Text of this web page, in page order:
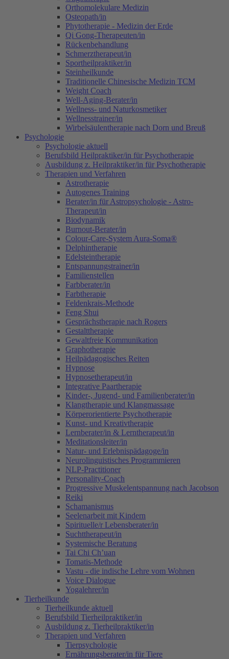
Orthomolekulare Medizin
Osteopath/in
Phytotherapie - Medizin der Erde
Qi Gong-Therapeuten/in
Rückenbehandlung
Schmerztherapeut/in
Sportheilpraktiker/in
Steinheilkunde
Traditionelle Chinesische Medizin TCM
Weight Coach
Well-Aging-Berater/in
Wellness- und Naturkosmetiker
Wellnesstrainer/in
Wirbelsäulentherapie nach Dorn und Breuß
Psychologie
Psychologie aktuell
Berufsbild Heilpraktiker/in für Psychotherapie
Ausbildung z. Heilpraktiker/in für Psychotherapie
Therapien und Verfahren
Astrotherapie
Autogenes Training
Berater/in für Astropsychologie - Astro-
Therapeut/in
Biodynamik
Burnout-Berater/in
Colour-Care-System Aura-Soma®
Delphintherapie
Edelsteintherapie
Entspannungstrainer/in
Familienstellen
Farbberater/in
Farbtherapie
Feldenkrais-Methode
Feng Shui
Gesprächstherapie nach Rogers
Gestalttherapie
Gewaltfreie Kommunikation
Graphotherapie
Heilpädagogisches Reiten
Hypnose
Hypnosetherapeut/in
Integrative Paartherapie
Kinder-, Jugend- und Familienberater/in
Klangtherapie und Klangmassage
Körperorientierte Psychotherapie
Kunst- und Kreativtherapie
Lernberater/in & Lerntherapeut/in
Meditationsleiter/in
Natur- und Erlebnispädagoge/in
Neurolinguistisches Programmieren
NLP-Practitioner
Personality-Coach
Progressive Muskelentspannung nach Jacobson
Reiki
Schamanismus
Seelenarbeit mit Kindern
Spirituelle/r Lebensberater/in
Suchttherapeut/in
Systemische Beratung
Tai Chi Ch’uan
Tomatis-Methode
Vastu - die indische Lehre vom Wohnen
Voice Dialogue
Yogalehrer/in
Tierheilkunde
Tierheilkunde aktuell
Berufsbild Tierheilpraktiker/in
Ausbildung z. Tierheilpraktiker/in
Therapien und Verfahren
Tierpsychologie
Ernährungsberater/in für Tiere